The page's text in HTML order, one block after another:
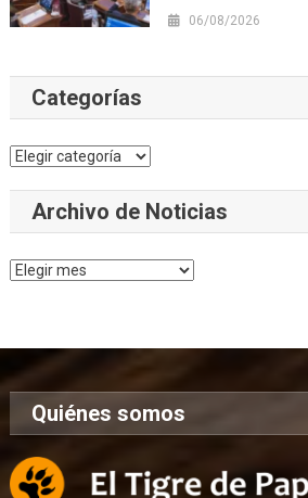
06/08/2026
Categorías
Categorías
Archivo de Noticias
Archivo
Quiénes somos